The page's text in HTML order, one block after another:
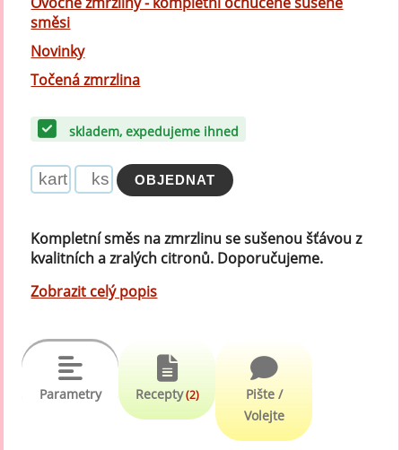
směsi
Novinky
Točená zmrzlina
skladem, expedujeme ihned
Kompletní směs na zmrzlinu se sušenou šťávou z
kvalitních a zralých citronů. Doporučujeme.
Zobrazit celý popis
Parametry Recepty(2)
Pište /
Volejte